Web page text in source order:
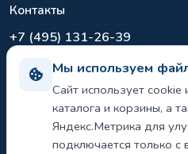
Мы используем
Сайт использует
каталога и корзины, а
Яндекс.Метрика для
подключается только с
Контакты
+7 (495) 131-26-39
info@el-sirius.ru
МО, г. Раменское, ул. Карла
Склад: Шереметьево,